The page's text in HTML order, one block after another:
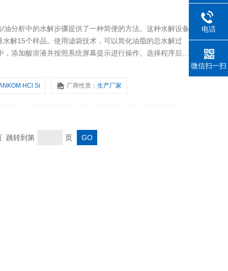
分析中的水解步骤提供了一种简便的方法。这种水解设备
解15个样品。使用滤袋技术，可以简化油脂的总水解过
添加酸溶液并按照系统屏幕提示进行操作。选择程序后，
HCl Si 厂商性质：生产厂家
跳转到第 页
电话
微信扫一扫